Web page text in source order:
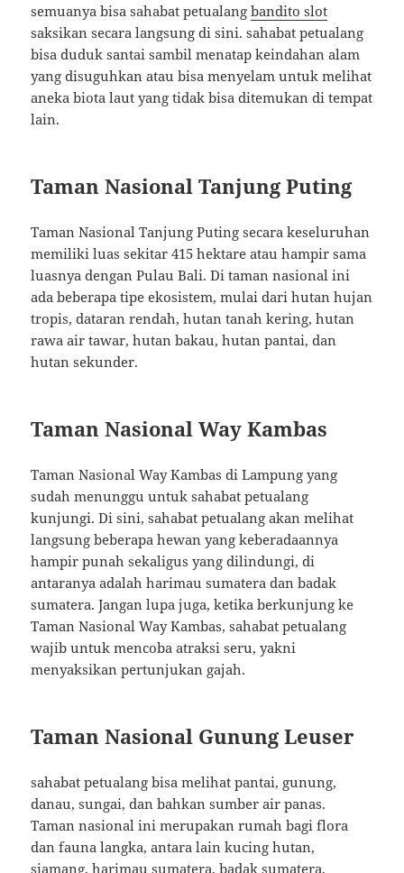
semuanya bisa sahabat petualangbandito slot
saksikan secara langsung di sini. sahabat petualang
bisa duduk santai sambil menatap keindahan alam
yang disuguhkan atau bisa menyelam untuk melihat
aneka biota laut yang tidak bisa ditemukan di tempat
lain.
Taman Nasional Tanjung Puting
Taman Nasional Tanjung Puting secara keseluruhan
memiliki luas sekitar 415 hektare atau hampir sama
luasnya dengan Pulau Bali. Di taman nasional ini
ada beberapa tipe ekosistem, mulai dari hutan hujan
tropis, dataran rendah, hutan tanah kering, hutan
rawa air tawar, hutan bakau, hutan pantai, dan
hutan sekunder.
Taman Nasional Way Kambas
Taman Nasional Way Kambas di Lampung yang
sudah menunggu untuk sahabat petualang
kunjungi. Di sini, sahabat petualang akan melihat
langsung beberapa hewan yang keberadaannya
hampir punah sekaligus yang dilindungi, di
antaranya adalah harimau sumatera dan badak
sumatera. Jangan lupa juga, ketika berkunjung ke
Taman Nasional Way Kambas, sahabat petualang
wajib untuk mencoba atraksi seru, yakni
menyaksikan pertunjukan gajah.
Taman Nasional Gunung Leuser
sahabat petualang bisa melihat pantai, gunung,
danau, sungai, dan bahkan sumber air panas.
Taman nasional ini merupakan rumah bagi flora
dan fauna langka, antara lain kucing hutan,
siamang, harimau sumatera, badak sumatera,